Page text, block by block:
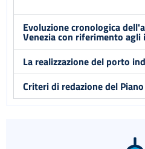
Evoluzione cronologica
Venezia con riferimento
La realizzazione del porto
Criteri di redazione del Piano